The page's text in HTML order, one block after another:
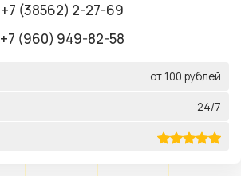
+7 (38562) 2-27-69
+7 (960) 949-82-58
от 100 рублей
24/7